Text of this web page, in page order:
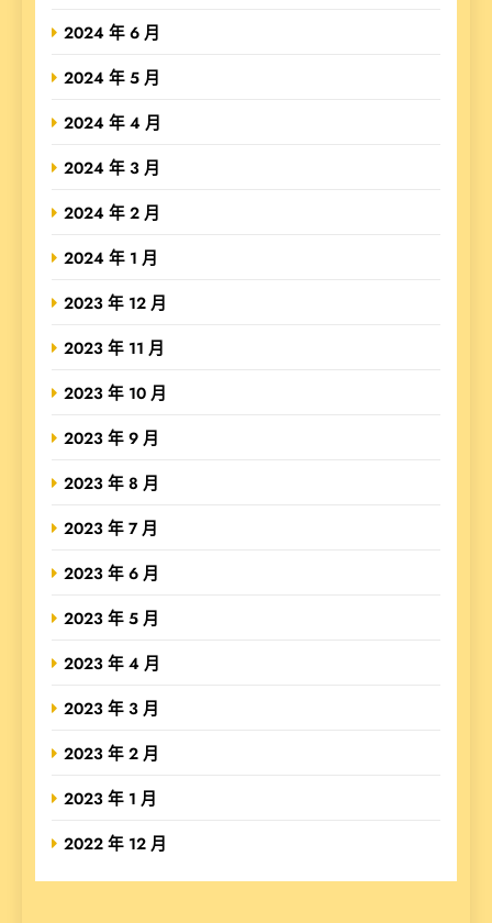
2024 年 6 月
2024 年 5 月
2024 年 4 月
2024 年 3 月
2024 年 2 月
2024 年 1 月
2023 年 12 月
2023 年 11 月
2023 年 10 月
2023 年 9 月
2023 年 8 月
2023 年 7 月
2023 年 6 月
2023 年 5 月
2023 年 4 月
2023 年 3 月
2023 年 2 月
2023 年 1 月
2022 年 12 月